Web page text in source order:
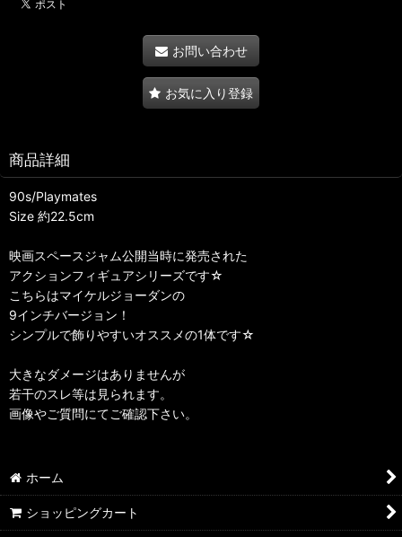
お問い合わせ
お気に入り登録
商品詳細
90s/Playmates
Size 約22.5cm
映画スペースジャム公開当時に発売された
アクションフィギュアシリーズです☆
こちらはマイケルジョーダンの
9インチバージョン！
シンプルで飾りやすいオススメの1体です☆
大きなダメージはありませんが
若干のスレ等は見られます。
画像やご質問にてご確認下さい。
ホーム
ショッピングカート